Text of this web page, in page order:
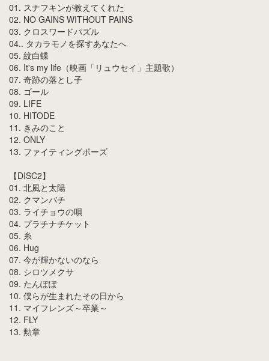
01. スナフキンが教えてくれた
02. NO GAINS WITHOUT PAINS
03. クロスワードパズル
04.. タカラモノを探すあなたへ
05. 紋白蝶
06. It's my life（映画「リュウセイ」主題歌）
07. 奇跡の落とし子
08. ゴール
09. LIFE
10. HITODE
11. きみのこと
12. ONLY
13. ファイティングポーズ
【DISC2】
01. 北風と太陽
02. クマンバチ
03. ライチョウの唄
04. プラチナチケット
05. 糸
06. Hug
07. 今が輝かないのなら
08. シロツメクサ
09. たんぽぽ
10. 僕らが生まれたその日から
11. マイフレンズ～卒業～
12. FLY
13. 勲章